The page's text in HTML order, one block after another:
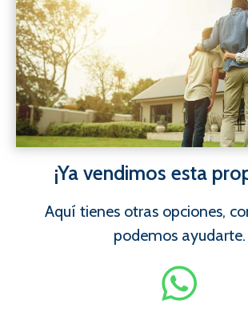
¡Ya vendimos esta
Aquí tienes otras opciones,
podemos ayudarte.